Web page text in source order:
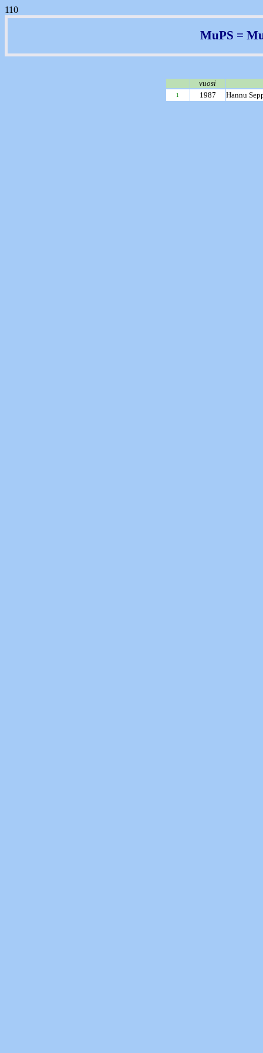
110
MuPS =
vuosi
1 1987 Hannu